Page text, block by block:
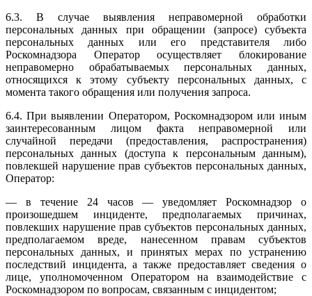
6.3. В случае выявления неправомерной обработки
персональных данных при обращении (запросе) субъекта
персональных данных или его представителя либо
Роскомнадзора Оператор осуществляет блокирование
неправомерно обрабатываемых персональных данных,
относящихся к этому субъекту персональных данных, с
момента такого обращения или получения запроса.
6.4. При выявлении Оператором, Роскомнадзором или иным
заинтересованным лицом факта неправомерной или
случайной передачи (предоставления, распространения)
персональных данных (доступа к персональным данным),
повлекшей нарушение прав субъектов персональных данных,
Оператор:
— в течение 24 часов — уведомляет Роскомнадзор о
произошедшем инциденте, предполагаемых причинах,
повлекших нарушение прав субъектов персональных данных,
предполагаемом вреде, нанесенном правам субъектов
персональных данных, и принятых мерах по устранению
последствий инцидента, а также предоставляет сведения о
лице, уполномоченном Оператором на взаимодействие с
Роскомнадзором по вопросам, связанным с инцидентом;